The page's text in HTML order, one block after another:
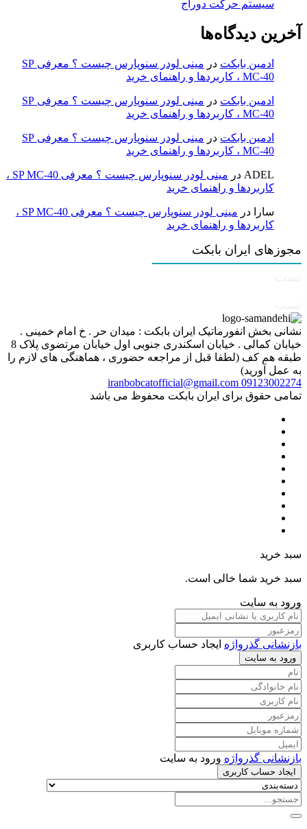
سیستم حرکت دوراج
آخرین دیدگاه‌ها
ادمین بابکت در
مینی لودر سنوپارس چیست ؟ معرفی SP
MC-40 ، کاربردها و راهنمای خرید
ادمین بابکت در
مینی لودر سنوپارس چیست ؟ معرفی SP
MC-40 ، کاربردها و راهنمای خرید
ادمین بابکت در
مینی لودر سنوپارس چیست ؟ معرفی SP
MC-40 ، کاربردها و راهنمای خرید
ADEL در
مینی لودر سنوپارس چیست ؟ معرفی SP MC-40 ،
کاربردها و راهنمای خرید
سارا در
مینی لودر سنوپارس چیست ؟ معرفی SP MC-40 ،
کاربردها و راهنمای خرید
مجوزهای ایران بابکت
نشانی بخش انفورماتیک ایران بابکت : میدان حر . خ امام خمینی .
خیابان کمالی . خیابان اسکندری جنوبی اول خیابان مرتضوی پلاک 8
طبقه هم کف (لطفا قبل از مراجعه حضوری ، هماهنگی های لازم را
به عمل آورید)
09123002274
iranbobcatofficial@gmail.com
تمامی حقوق برای ایران بابکت محفوظ می باشد
سبد خرید
سبد خرید شما خالی است.
ورود به سایت
بازنشانی گذرواژه ایجاد حساب کاربری
ورود به سایت
بازنشانی گذرواژه ورود به سایت
ایجاد حساب کاربری